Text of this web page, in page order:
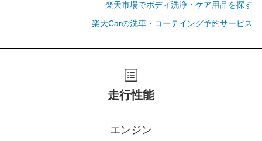
楽天市場でボディ洗浄・ケア用品を探す
楽天Carの洗車・コーテイング予約サービス
走行性能
エンジン